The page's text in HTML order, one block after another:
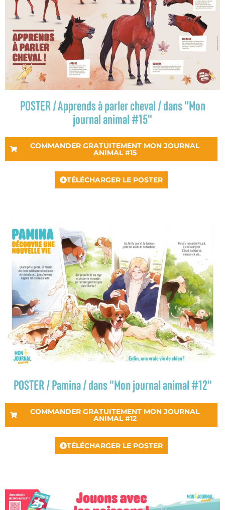
POSTER / Apprends à parler cheval / dans "Mon
journal animal #15"
COMMANDER GRATUITEMENT MON JOURNAL
ANIMAL #15
TÉLÉCHARGER LE POSTER
POSTER / Pamina / dans "Mon journal animal #12"
COMMANDER GRATUITEMENT MON JOURNAL
ANIMAL #12
TÉLÉCHARGER LE POSTER